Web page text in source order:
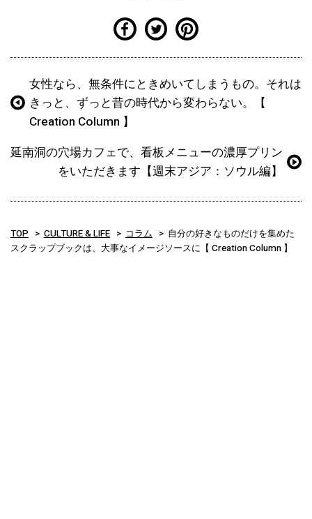
女性なら、無条件にときめいてしまうもの。それは
きっと、ずっと昔の時代から変わらない。【
Creation Column 】
延南洞の穴場カフェで、看板メニューの濃厚プリン
をいただきます【週末アジア：ソウル編】
TOP CULTURE & LIFE コラム
自分の好きなものだけを集めた
スクラップブックは、大事なイメージソースに【 Creation Column 】